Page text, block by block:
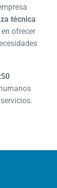
técnica
ofrecer